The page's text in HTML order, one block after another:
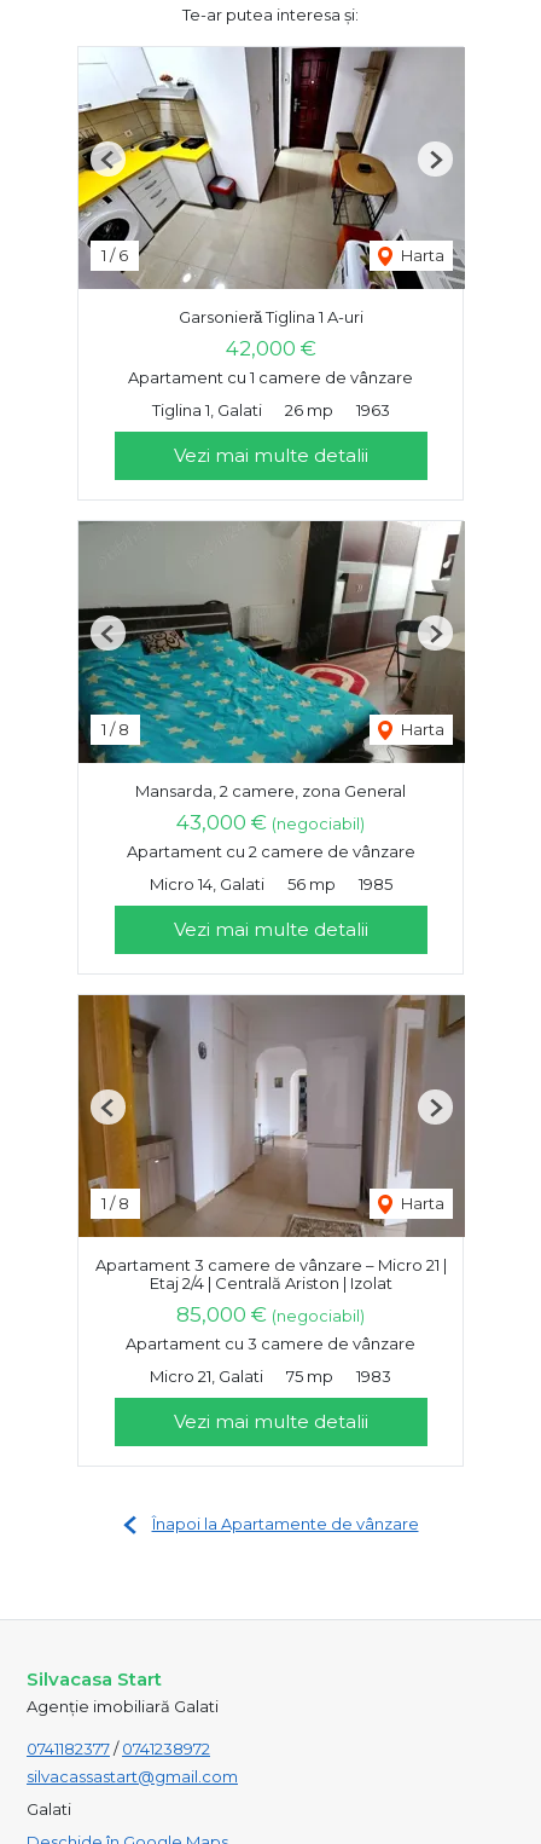
Te-ar putea interesa și:
1 /6 Harta
Previous Next
Garsonieră Tiglina 1 A-uri
42,000 €
Apartament cu 1 camere de vânzare
Tiglina 1, Galati
26 mp 1963
Vezi mai multe detalii
1 /8 Harta
Previous Next
Mansarda, 2 camere, zona General
43,000 € (negociabil)
Apartament cu 2 camere de vânzare
Micro 14, Galati
56 mp 1985
Vezi mai multe detalii
1 /8 Harta
Previous Next
Apartament 3 camere de vânzare – Micro 21 |
Etaj 2/4 | Centrală Ariston | Izolat
85,000 € (negociabil)
Apartament cu 3 camere de vânzare
Micro 21, Galati
75 mp 1983
Vezi mai multe detalii
Înapoi la Apartamente de vânzare
Silvacasa Start
Agenție imobiliară Galati
0741182377/0741238972
silvacassastart@gmail.com
Galati